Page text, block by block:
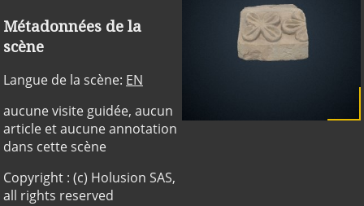
Métadonnées de la
scène
Langue de la scène: EN
aucune visite guidée, aucun
article et aucune annotation
dans cette scène
Copyright : (c) Holusion SAS,
all rights reserved